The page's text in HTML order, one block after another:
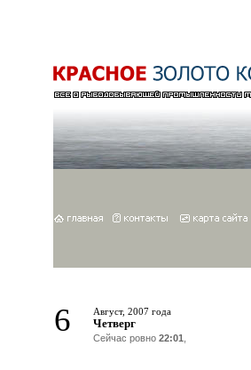
6 Август, 2007 года
Четверг
Сейчас ровно 22:01